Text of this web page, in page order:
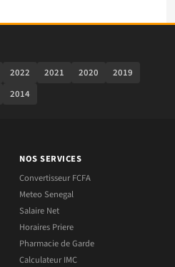
2022 2021 2020
2019
2014
NOS SERVICES
Convertisseur FCFA
Meteo Senegal
Salaire Net
Horaires Priere
Pharmacie de Garde
Calculateur IMC